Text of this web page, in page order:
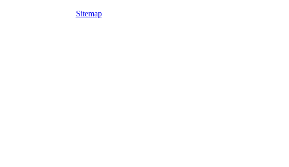
Sitemap